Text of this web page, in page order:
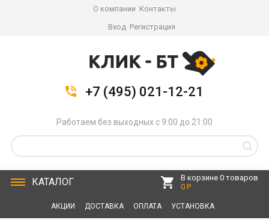
О компании Контакты
Вход Регистрация
+7 (495) 021-12-21
Работаем без выходных с 9:00 до 21:00
КАТАЛОГ
В корзине 0 товаров
0 Р
АКЦИИ ДОСТАВКА ОПЛАТА УСТАНОВКА